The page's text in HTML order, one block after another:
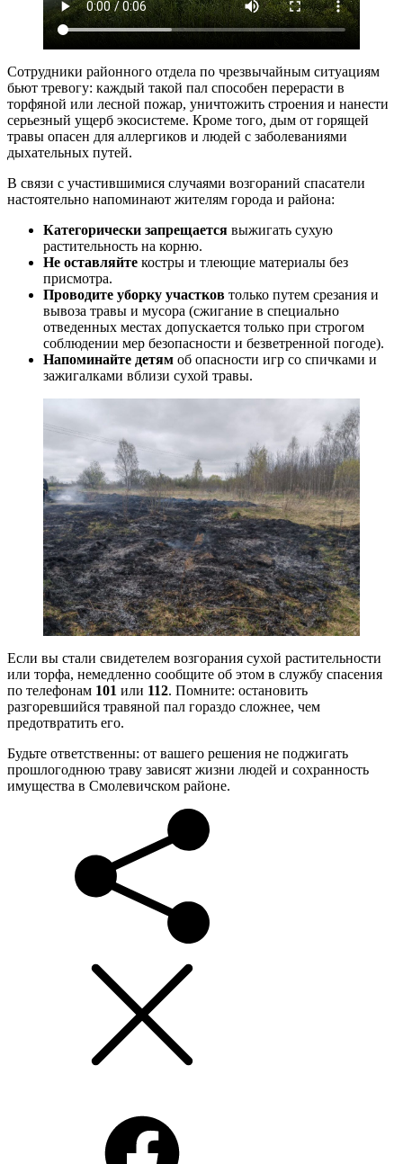
Сотрудники районного отдела по чрезвычайным ситуациям
бьют тревогу: каждый такой пал способен перерасти в
торфяной или лесной пожар, уничтожить строения и нанести
серьезный ущерб экосистеме. Кроме того, дым от горящей
травы опасен для аллергиков и людей с заболеваниями
дыхательных путей.
В связи с участившимися случаями возгораний спасатели
настоятельно напоминают жителям города и района:
Категорически запрещается выжигать сухую
растительность на корню.
Не оставляйте костры и тлеющие материалы без
присмотра.
Проводите уборку участков только путем срезания и
вывоза травы и мусора (сжигание в специально
отведенных местах допускается только при строгом
соблюдении мер безопасности и безветренной погоде).
Напоминайте детям об опасности игр со спичками и
зажигалками вблизи сухой травы.
Если вы стали свидетелем возгорания сухой растительности
или торфа, немедленно сообщите об этом в службу спасения
по телефонам 101 или 112. Помните: остановить
разгоревшийся травяной пал гораздо сложнее, чем
предотвратить его.
Будьте ответственны: от вашего решения не поджигать
прошлогоднюю траву зависят жизни людей и сохранность
имущества в Смолевичском районе.